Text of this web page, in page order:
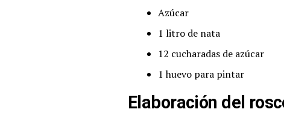
Azúcar
1 litro de nata
12 cucharadas de azúcar
1 huevo para pintar
Elaboración del